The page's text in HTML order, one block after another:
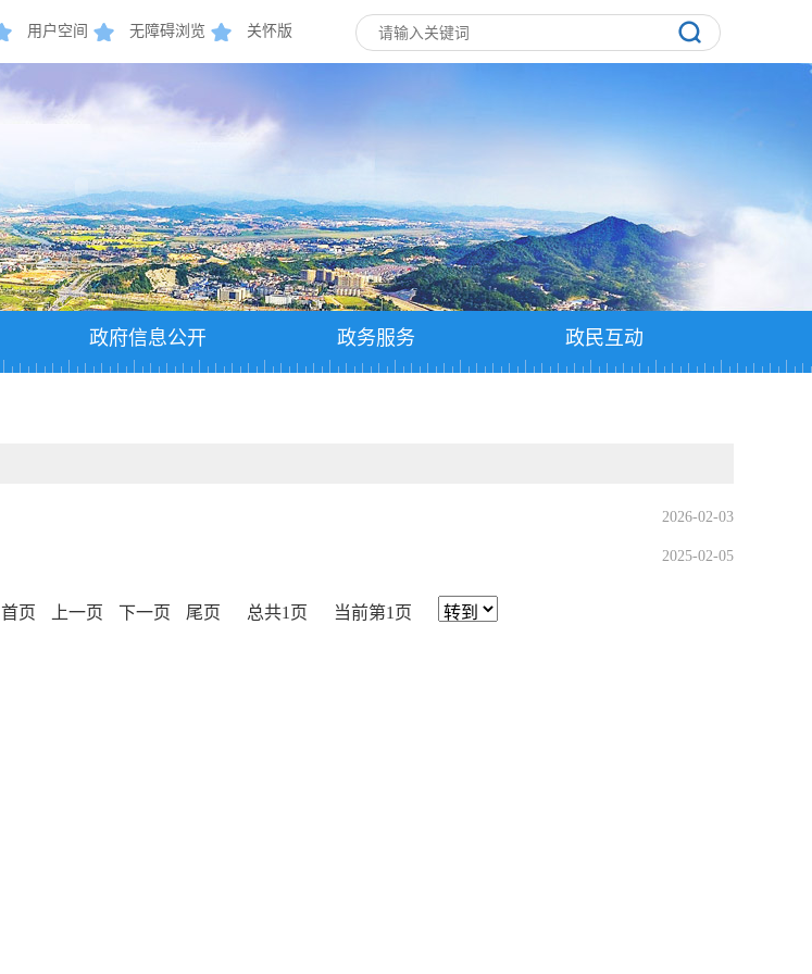
用户空间 无障碍浏览 关怀版
政府信息公开 政务服务 政民互动
2026-02-03
2025-02-05
首页 上一页 下一页 尾页 总共1页 当前第1页